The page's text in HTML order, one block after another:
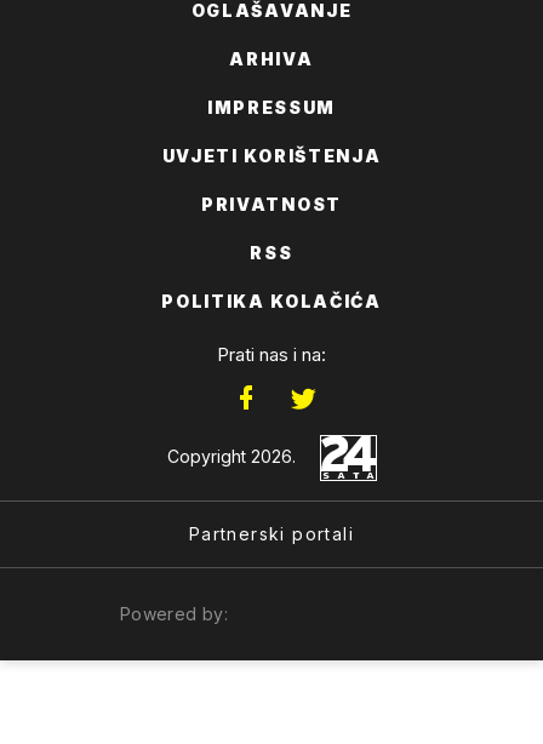
OGLAŠAVANJE
ARHIVA
IMPRESSUM
UVJETI KORIŠTENJA
PRIVATNOST
RSS
POLITIKA KOLAČIĆA
Prati nas i na:
Copyright 2026.
Partnerski portali
Powered by: